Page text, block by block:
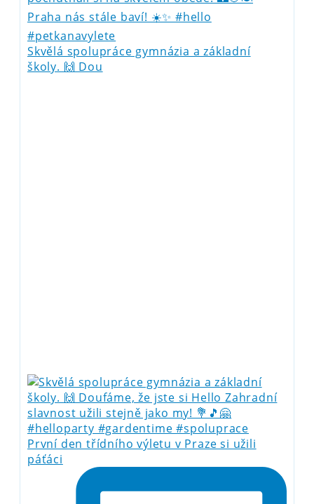
Skvělá spolupráce gymnázia a základní
školy. 🙌 Dou
První den třídního výletu v Praze si užili
páťáci